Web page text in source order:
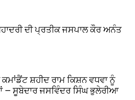
ਦੀ ਪ੍ਰਤੀਕ ਜਸਪਾਲ ਕੌਰ ਅਨੰਤ
ਕਮਾਂਡੈਂਟ ਸ਼ਹੀਦ ਰਾਮ ਕਿਸ਼ਨ ਵਧਵਾ ਨੂੰ
ਸੂਬੇਦਾਰ ਜਸਵਿੰਦਰ ਸਿੰਘ ਭੁਲੇਰੀਆ